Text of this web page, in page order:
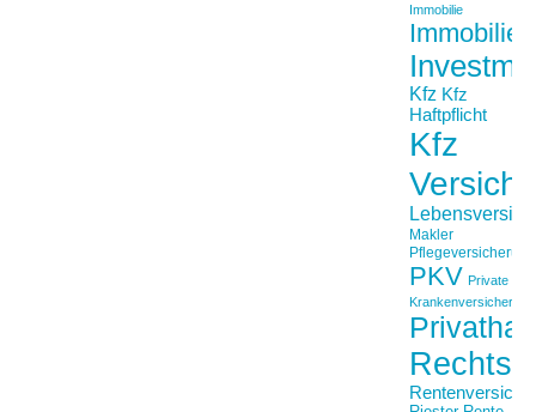
Immobilie
Kfz Kfz
Haftpflicht
Kfz
Makler
Pflegeversicherung
PKV Private
Krankenversicherung